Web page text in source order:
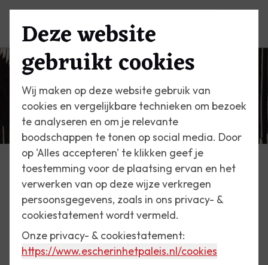
Deze website
gebruikt cookies
Wij maken op deze website gebruik van
cookies en vergelijkbare technieken om bezoek
te analyseren en om je relevante
boodschappen te tonen op social media. Door
op 'Alles accepteren' te klikken geef je
toestemming voor de plaatsing ervan en het
verwerken van op deze wijze verkregen
persoonsgegevens, zoals in ons privacy- &
cookiestatement wordt vermeld.
Onze privacy- & cookiestatement:
https://www.escherinhetpaleis.nl/cookies
Escher Vandaag
27 februari 2021
Portrettenparade